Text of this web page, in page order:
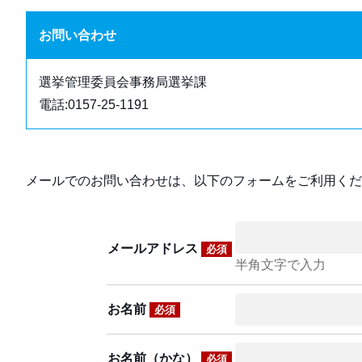
お問い合わせ
選挙管理委員会事務局選挙課
電話:0157-25-1191
メールでのお問い合わせは、以下のフォームをご利用く
メールアドレス 必須
半角文字で入力
お名前 必須
お名前（かな） 必須